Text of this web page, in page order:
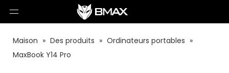
Maison » Des produits » Ordinateurs portables »
MaxBook Y14 Pro